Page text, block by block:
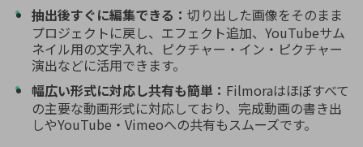
抽出後すぐに編集できる： 切り出した画像をそのまま
プロジェクトに戻し、エフェクト追加、YouTubeサム
ネイル用の文字入れ、ピクチャー・イン・ピクチャー
演出などに活用できます。
幅広い形式に対応し共有も簡単： Filmoraはほぼすべて
の主要な動画形式に対応しており、完成動画の書き出
しやYouTube・Vimeoへの共有もスムーズです。